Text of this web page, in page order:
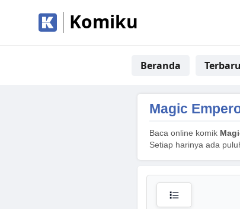
Komiku
Beranda Terbaru
Magic
Baca online komik
Setiap harinya ada